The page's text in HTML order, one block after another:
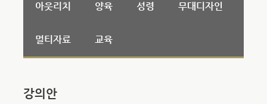
아웃리치 양육 성령 무대디자인
멀티자료 교육
강의안